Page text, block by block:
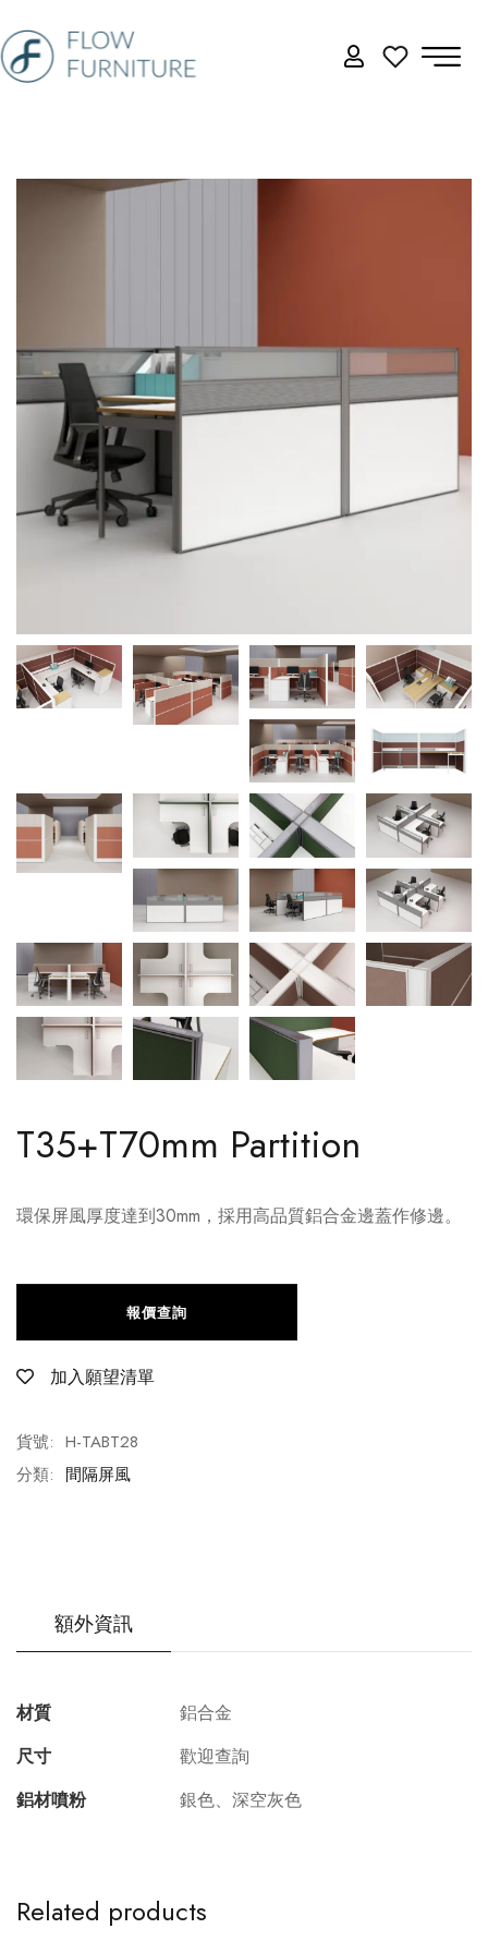
T35+T70mm Partition
環保屏風厚度達到30mm，採用高品質鋁合金邊蓋作修邊。
加入願望清單
報價查詢
貨號: H-TABT28
分類: 間隔屏風
額外資訊
材質
鋁合金
尺寸
歡迎查詢
鋁材噴粉
銀色、深空灰色
Related products